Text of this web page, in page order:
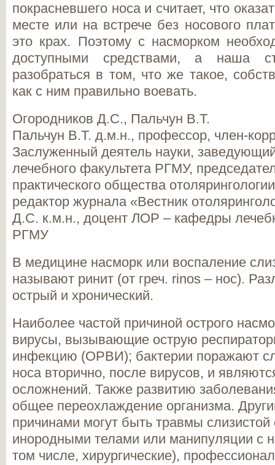
покрасневшего носа и считает, что
месте или на встрече без носового
это крах. Поэтому с насморком
доступными средствами, а наша
разобраться в том, что же такое,
как с ним правильно воевать.
Огородников Д.С., Пальчун В.Т.
Пальчун В.Т. д.м.н., профессор, член-
Заслуженный деятель науки,
лечебного факультета РГМУ,
практического общества
редактор журнала «Вестник
Д.С. к.м.н., доцент ЛОР – кафедры
РГМУ
В медицине насморк или воспаление
называют ринит (от греч. rinos – нос).
острый и хронический.
Наиболее частой причиной острого
вирусы, вызывающие острую
инфекцию (ОРВИ); бактерии поражают
носа вторично, после вирусов, и
осложнений. Также развитию
общее переохлаждение организма.
причинами могут быть травмы слизистой
инородными телами или манипуляции с
том числе, хирургические),